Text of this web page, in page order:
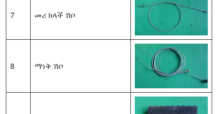
7 መሪ ክላች ሽቦ
8 ማነቅ ሽቦ